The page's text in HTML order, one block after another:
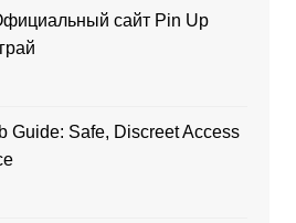
сайт Pin Up
Guide: Safe, Discreet Access